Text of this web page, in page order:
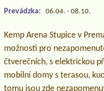
Prevádzka: 06.04. - 08.10.
Kemp Arena Stupice v
možnosti pro
čtverečních, s elektrickou
mobilní domy s terasou,
tomu jsou zde